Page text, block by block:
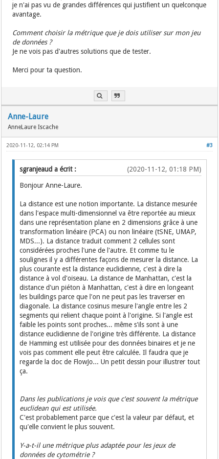
je n'ai pas vu de grandes différences qui justifient un quelconque
avantage.
Comment choisir la métrique que je dois utiliser sur mon jeu
de données ?
Je ne vois pas d'autres solutions que de tester.
Merci pour ta question.
Anne-Laure
AnneLaure Iscache
#3
2020-11-12, 02:14 PM
(2020-11-12, 01:18 PM)
sgranjeaud a écrit :
Bonjour Anne-Laure.
La distance est une notion importante. La distance mesurée
dans l'espace multi-dimensionnel va être reportée au mieux
dans une représentation plane en 2 dimensions grâce à une
transformation linéaire (PCA) ou non linéaire (tSNE, UMAP,
MDS...). La distance traduit comment 2 cellules sont
considérées proches l'une de l'autre. Et comme tu le
soulignes il y a différentes façons de mesurer la distance. La
plus courante est la distance euclidienne, c'est à dire la
distance à vol d'oiseau. La distance de Manhattan, c'est la
distance d'un piéton à Manhattan, c'est à dire en longeant
les buildings parce que l'on ne peut pas les traverser en
diagonale. La distance cosinus mesure l'angle entre les 2
segments qui relient chaque point à l'origine. Si l'angle est
faible les points sont proches... même s'ils sont à une
distance euclidienne de l'origine très différente. La distance
de Hamming est utilisée pour des données binaires et je ne
vois pas comment elle peut être calculée. Il faudra que je
regarde la doc de FlowJo... Un petit dessin pour illustrer tout
ça.
Dans les publications je vois que c'est souvent la métrique
euclidean qui est utilisée.
C'est probablement parce que c'est la valeur par défaut, et
qu'elle convient le plus souvent.
Y-a-t-il une métrique plus adaptée pour les jeux de
données de cytométrie ?